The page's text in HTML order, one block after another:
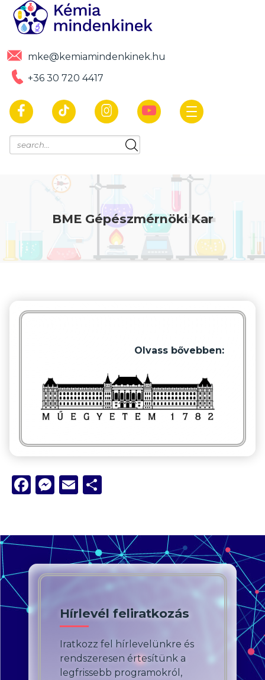
mke@kemiamindenkinek.hu
+36 30 720 4417
BME Gépészmérnöki Kar
Olvass bővebben:
Facebook
Messenger
Email
Hírlevél feliratkozás
Iratkozz fel hírlevelünkre és
rendszeresen értesítünk a
legfrissebb programokról,